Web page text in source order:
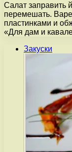
Салат заправить
перемешать.
пластинками и
«Для дам и
Закуски